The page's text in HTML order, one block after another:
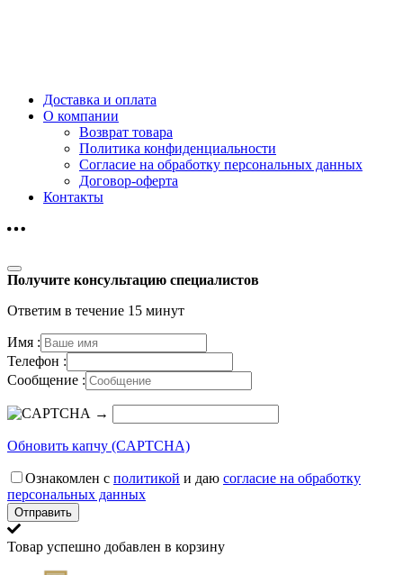
Доставка и оплата
О компании
Возврат товара
Политика конфиденциальности
Согласие на обработку персональных данных
Договор-оферта
Контакты
Получите консультацию специалистов
Ответим в течение 15 минут
Имя :
Телефон :
Сообщение :
→
Обновить капчу (CAPTCHA)
Ознакомлен с политикой и даю согласие на обработку
персональных данных
Товар успешно добавлен в корзину